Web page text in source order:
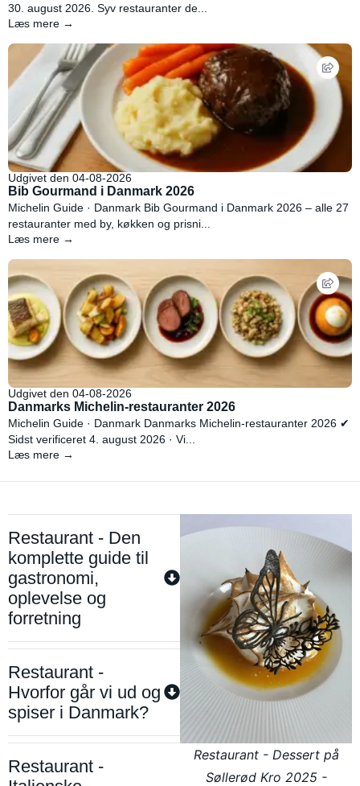
30. august 2026. Syv restauranter de...
Læs mere →
Udgivet den 04-08-2026
Bib Gourmand i Danmark 2026
Michelin Guide · Danmark Bib Gourmand i Danmark 2026 – alle 27
restauranter med by, køkken og prisni...
Læs mere →
Udgivet den 04-08-2026
Danmarks Michelin-restauranter 2026
Michelin Guide · Danmark Danmarks Michelin-restauranter 2026 ✔
Sidst verificeret 4. august 2026 · Vi...
Læs mere →
Restaurant - Den
komplette guide til
gastronomi,
oplevelse og
forretning
Restaurant -
Hvorfor går vi ud og
spiser i Danmark?
Restaurant -
Restaurant - Dessert på
Søllerød Kro 2025 -